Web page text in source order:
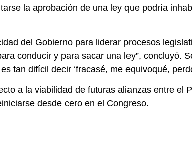
la aprobación de una ley que podría
del Gobierno para liderar procesos
conducir y para sacar una ley”, concluyó.
tan difícil decir ‘fracasé, me equivoqué,
a la viabilidad de futuras alianzas entre el
desde cero en el Congreso.